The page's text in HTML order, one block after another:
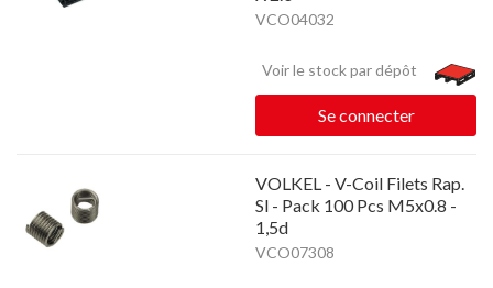
VCO04032
Voir le stock par dépôt
Se connecter
VOLKEL - V-Coil Filets Rap.
Sl - Pack 100 Pcs M5x0.8 -
1,5d
VCO07308